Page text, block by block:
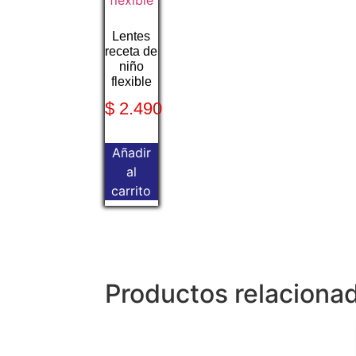
Lentes
receta de
niño
flexible
$ 2.490
Añadir
al
carrito
Productos